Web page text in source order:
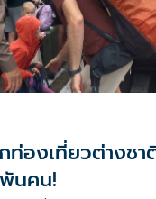
ท่องเที่ยวต่างชา
นคน!